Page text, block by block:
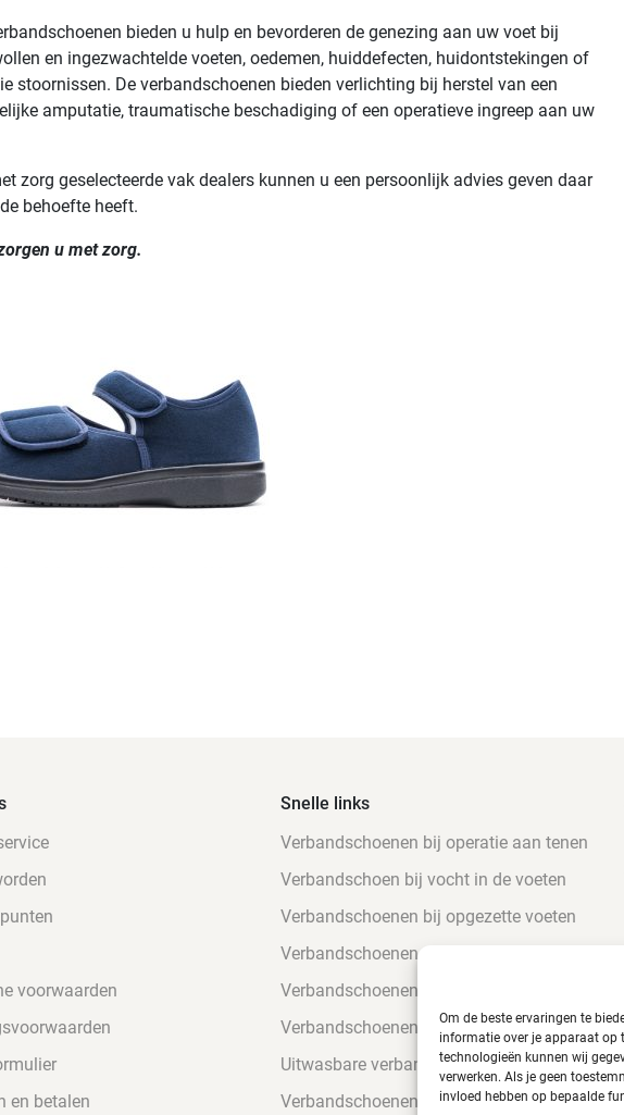
Om de beste ervaringen te
informatie over je apparaat op
technologieën kunnen wij
verwerken. Als je geen
invloed hebben op bepaalde
bieden u hulp en bevorderen de genezing aan uw voet bij
en ingezwachtelde voeten, oedemen, huiddefecten, huidontstekingen of
stoornissen. De verbandschoenen bieden verlichting bij herstel van een
amputatie, traumatische beschadiging of een operatieve ingreep aan uw
zorg geselecteerde vak dealers kunnen u een persoonlijk advies geven daar
behoefte heeft.
u met zorg.
voorwaarden
en betalen
Snelle links
Verbandschoenen bij operatie aan tenen
Verbandschoen bij vocht in de voeten
Verbandschoenen bij opgezette voeten
Verbandschoenen voor suikerpatiënten
Verbandschoenen gevoelige voeten
Verbandschoenen bij hamertenen
Uitwasbare verbandschoenen
Verbandschoenen bij steunzolen